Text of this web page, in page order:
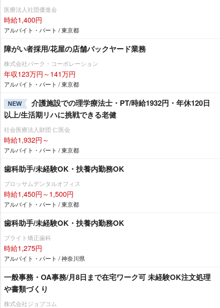
医療法人社団優進会
時給1,400円
アルバイト・パート / 東京都
障がい者採用/花屋の店舗バックヤード業務
株式会社パーク・コーポレーション
年収123万円～141万円
アルバイト・パート / 東京都
NEW
介護施設での理学療法士・PT/時給1932円・年休120日
以上/生活期リハに挑戦できる老健
社会医療法人財団 仁医会
時給1,932円～
アルバイト・パート / 東京都
歯科助手/未経験OK・扶養内勤務OK
ブロッサムデンタルオフィス
時給1,450円～1,500円
アルバイト・パート / 東京都
歯科助手/未経験OK・扶養内勤務OK
ブライト矯正歯科
時給1,275円
アルバイト・パート / 神奈川県
一般事務・OA事務/月8日まで在宅ワーク可 未経験OK注文処理
書類づくり
株式会社ジョブコム